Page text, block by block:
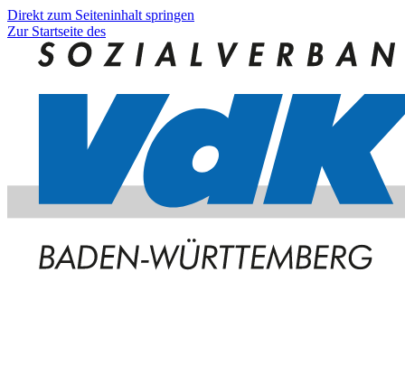
Direkt zum Seiteninhalt springen
Zur Startseite des